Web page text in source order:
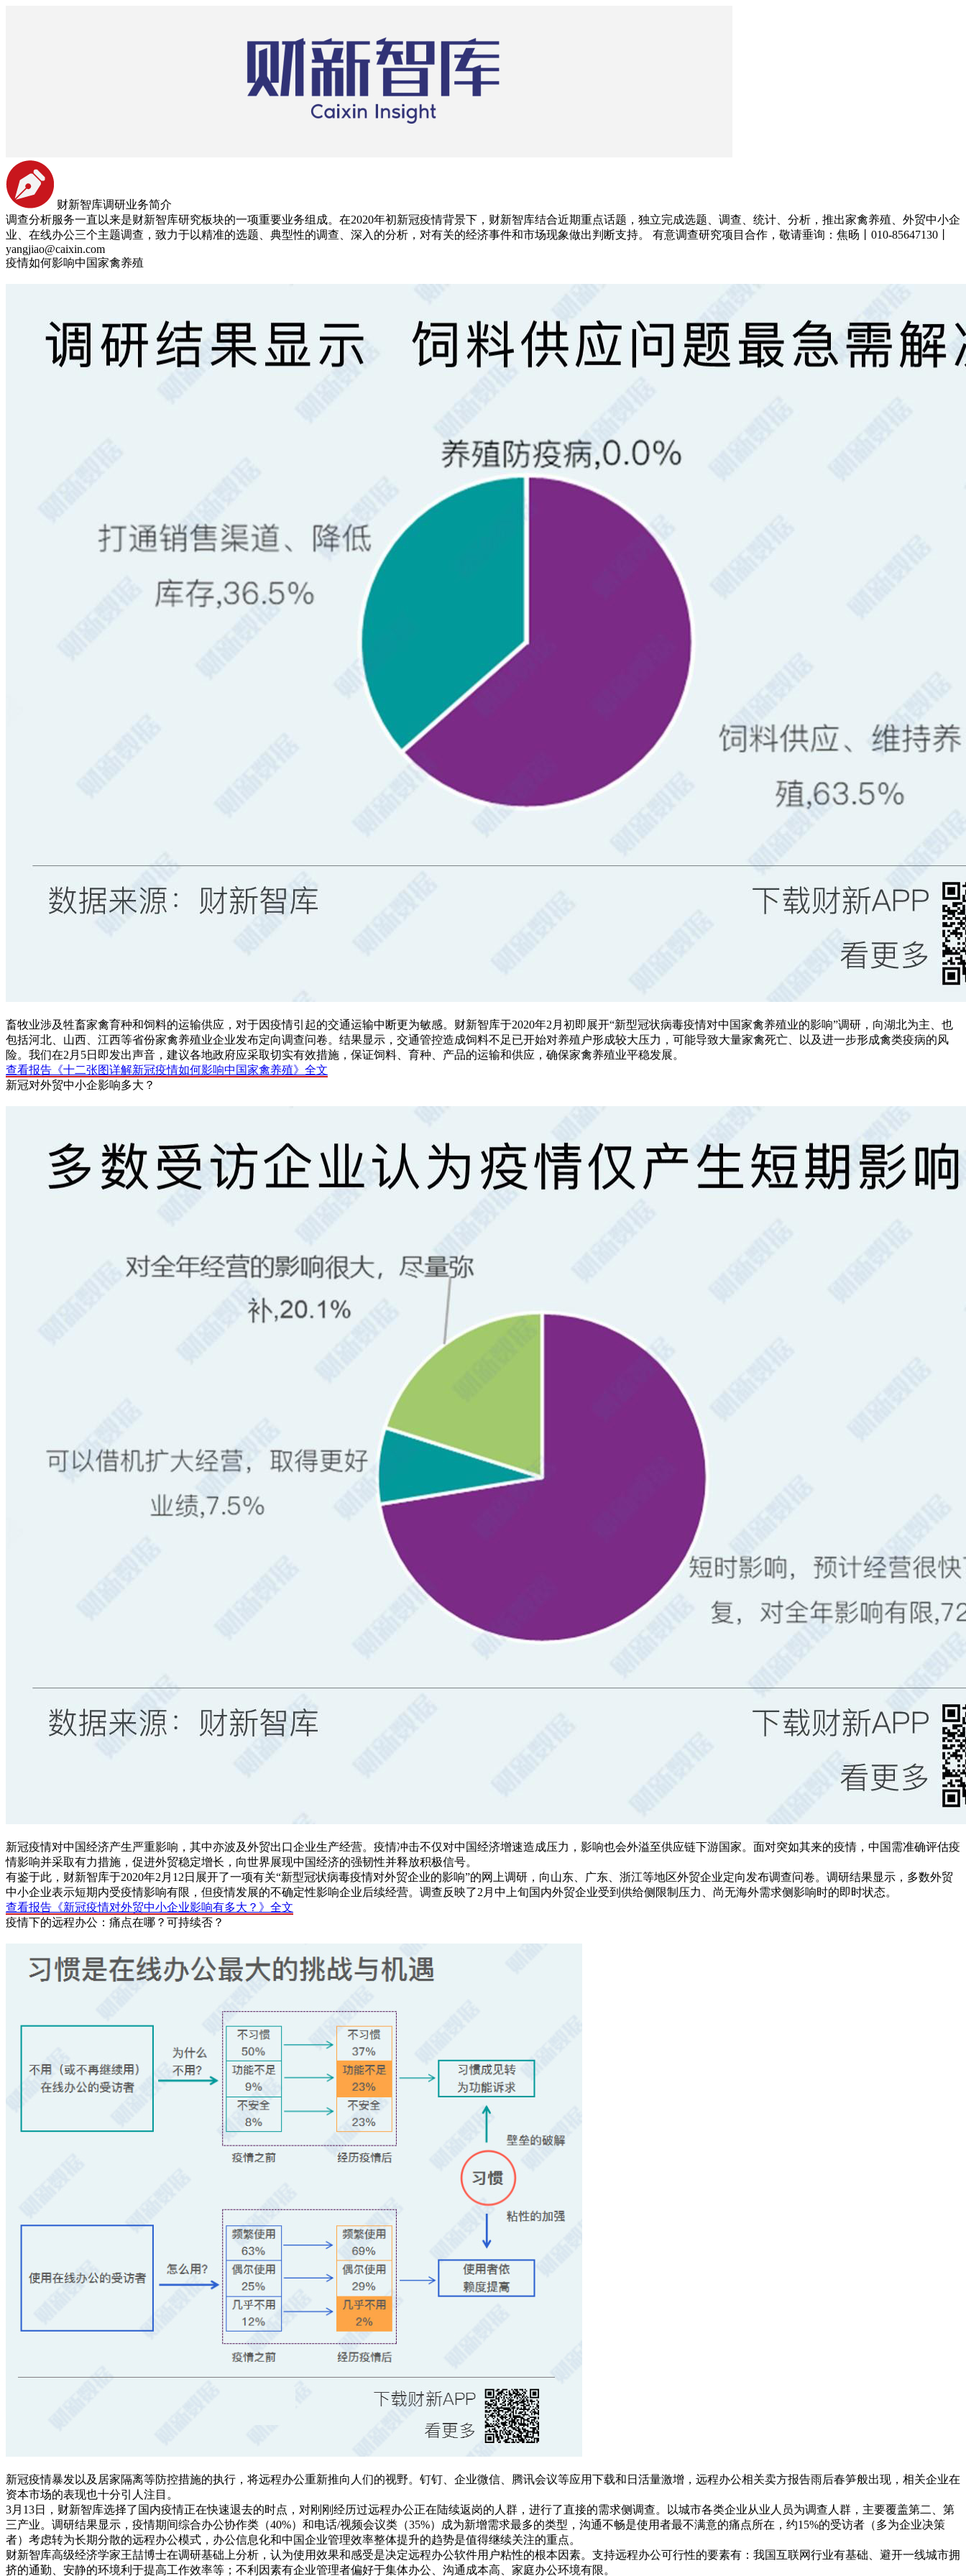
财新智库调研业务简介
调查分析服务一直以来是财新智库研究板块的一项重要业务组成。在2020年初新冠疫情背景下，财新智库结合近期重点话题，独立完成选题、调查、统计、分析，推出家禽养殖、外贸中小企
业、在线办公三个主题调查，致力于以精准的选题、典型性的调查、深入的分析，对有关的经济事件和市场现象做出判断支持。
有意调查研究项目合作，敬请垂询：焦旸丨010-85647130丨
yangjiao@caixin.com
疫情如何影响中国家禽养殖
畜牧业涉及牲畜家禽育种和饲料的运输供应，对于因疫情引起的交通运输中断更为敏感。财新智库于2020年2月初即展开“新型冠状病毒疫情对中国家禽养殖业的影响”调研，向湖北为主、也
包括河北、山西、江西等省份家禽养殖业企业发布定向调查问卷。结果显示，交通管控造成饲料不足已开始对养殖户形成较大压力，可能导致大量家禽死亡、以及进一步形成禽类疫病的风
险。 我们在2月5日即发出声音，建议各地政府应采取切实有效措施，保证饲料、育种、产品的运输和供应，确保家禽养殖业平稳发展。
查看报告《十二张图详解新冠疫情如何影响中国家禽养殖》全文
新冠对外贸中小企影响多大？
新冠疫情对中国经济产生严重影响，其中亦波及外贸出口企业生产经营。疫情冲击不仅对中国经济增速造成压力，影响也会外溢至供应链下游国家。面对突如其来的疫情，中国需准确评估疫
情影响并采取有力措施，促进外贸稳定增长，向世界展现中国经济的强韧性并释放积极信号。
有鉴于此，财新智库于2020年2月12日展开了一项有关“新型冠状病毒疫情对外贸企业的影响”的网上调研，向山东、广东、浙江等地区外贸企业定向发布调查问卷。调研结果显示，多数外贸
中小企业表示短期内受疫情影响有限，但疫情发展的不确定性影响企业后续经营。 调查反映了2月中上旬国内外贸企业受到供给侧限制压力、尚无海外需求侧影响时的即时状态。
查看报告《新冠疫情对外贸中小企业影响有多大？》全文
疫情下的远程办公：痛点在哪？可持续否？
新冠疫情暴发以及居家隔离等防控措施的执行，将远程办公重新推向人们的视野。钉钉、企业微信、腾讯会议等应用下载和日活量激增，远程办公相关卖方报告雨后春笋般出现，相关企业在
资本市场的表现也十分引人注目。
3月13日，财新智库选择了国内疫情正在快速退去的时点，对刚刚经历过远程办公正在陆续返岗的人群，进行了直接的需求侧调查。
以城市各类企业从业人员为调查人群，主要覆盖第二、第
三产业。调研结果显示，疫情期间综合办公协作类（40%）和电话/视频会议类（35%）成为新增需求最多的类型，沟通不畅是使用者最不满意的痛点所在，约15%的受访者（多为企业决策
者）考虑转为长期分散的远程办公模式，办公信息化和中国企业管理效率整体提升的趋势是值得继续关注的重点。
财新智库高级经济学家王喆博士在调研基础上分析，认为使用效果和感受是决定远程办公软件用户粘性的根本因素。 支持远程办公可行性的要素有：我国互联网行业有基础、避开一线城市拥
挤的通勤、安静的环境利于提高工作效率等；不利因素有企业管理者偏好于集体办公、沟通成本高、家庭办公环境有限。